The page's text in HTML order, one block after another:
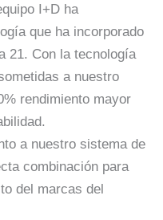
I+D ha
que ha incorporado
21. Con la tecnología
a nuestro
rendimiento mayor
a nuestro sistema de
combinación para
del marcas del